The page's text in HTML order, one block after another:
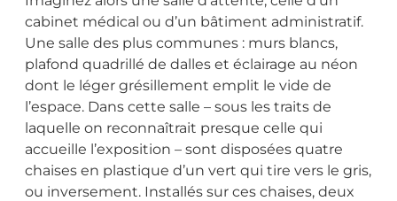
cabinet médical ou d’un bâtiment administratif.
Une salle des plus communes : murs blancs,
plafond quadrillé de dalles et éclairage au néon
dont le léger grésillement emplit le vide de
l’espace. Dans cette salle – sous les traits de
laquelle on reconnaîtrait presque celle qui
accueille l’exposition – sont disposées quatre
chaises en plastique d’un vert qui tire vers le gris,
ou inversement. Installés sur ces chaises, deux